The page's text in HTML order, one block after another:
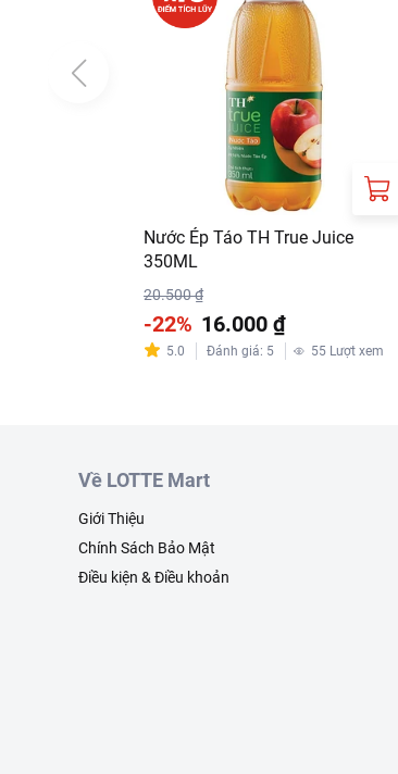
Nước Ép Táo TH True Juice
350ML
20.500 ₫
-22% 16.000 ₫
5.0 Đánh giá: 5 55 Lượt xem
Về LOTTE Mart
Giới Thiệu
Chính Sách Bảo Mật
Điều kiện & Điều khoản